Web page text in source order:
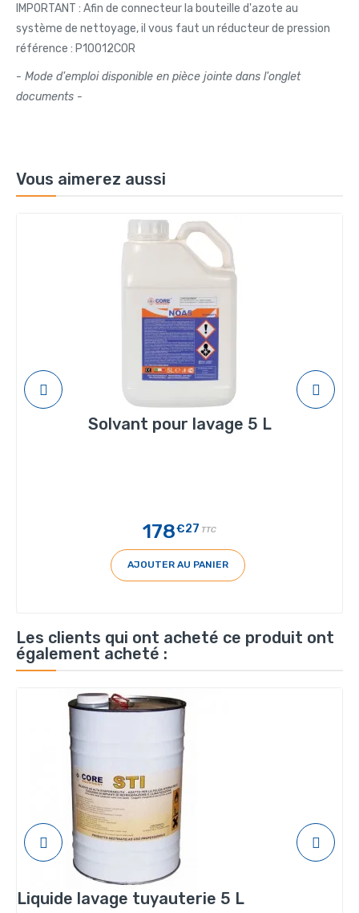
IMPORTANT : Afin de connecteur la bouteille d'azote au
système de nettoyage, il vous faut un réducteur de pression
référence : P10012COR
- Mode d'emploi disponible en pièce jointe dans l'onglet
documents -
Vous aimerez aussi
Solvant pour lavage 5 L
178€27 TTC
AJOUTER AU PANIER
Les clients qui ont acheté ce produit ont
également acheté :
Liquide lavage tuyauterie 5 L